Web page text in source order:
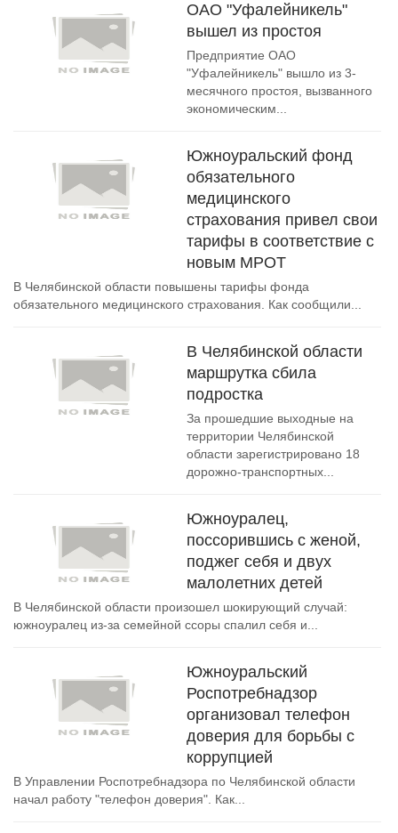
ОАО "Уфалейникель"
вышел из простоя
Предприятие ОАО
"Уфалейникель" вышло из 3-
месячного простоя, вызванного
экономическим...
Южноуральский фонд
обязательного
медицинского
страхования привел свои
тарифы в соответствие с
новым МРОТ
В Челябинской области повышены тарифы фонда
обязательного медицинского страхования. Как сообщили...
В Челябинской области
маршрутка сбила
подростка
За прошедшие выходные на
территории Челябинской
области зарегистрировано 18
дорожно-транспортных...
Южноуралец,
поссорившись с женой,
поджег себя и двух
малолетних детей
В Челябинской области произошел шокирующий случай:
южноуралец из-за семейной ссоры спалил себя и...
Южноуральский
Роспотребнадзор
организовал телефон
доверия для борьбы с
коррупцией
В Управлении Роспотребнадзора по Челябинской области
начал работу "телефон доверия". Как...